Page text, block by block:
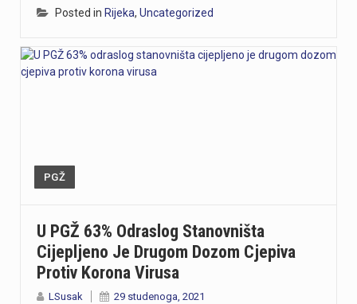
Posted in Rijeka, Uncategorized
PGŽ
U PGŽ 63% Odraslog Stanovništa
Cijepljeno Je Drugom Dozom Cjepiva
Protiv Korona Virusa
LSusak 29 studenoga, 2021